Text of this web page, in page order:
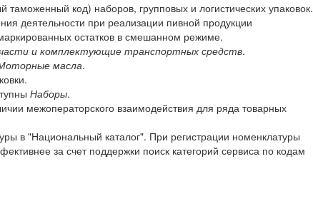
код) наборов, групповых и логистических упаковок.
деятельности при реализации пивной продукции
остатков в смешанном режиме.
и комплектующие транспортных средств.
масла.
Наборы.
межоператорского взаимодействия для ряда товарных
в "Национальный каталог". При регистрации номенклатуры
за счет поддержки поиск категорий сервиса по кодам